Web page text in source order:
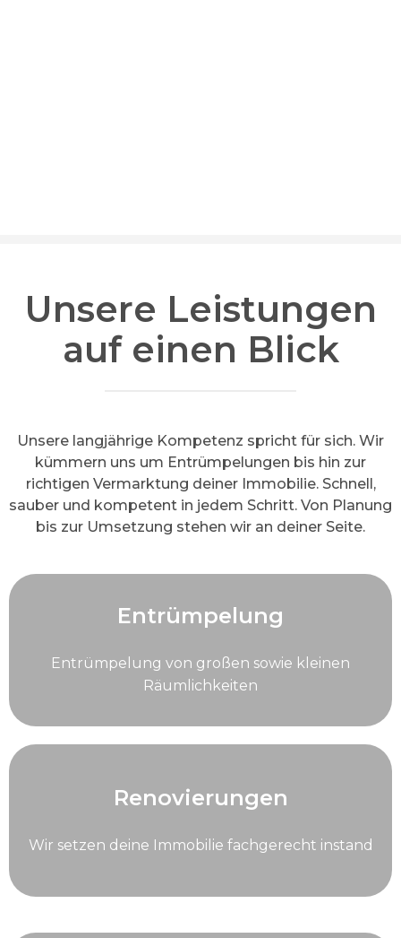
Unsere Leistungen
auf einen Blick
Unsere langjährige Kompetenz spricht für sich. Wir
kümmern uns um Entrümpelungen bis hin zur
richtigen Vermarktung deiner Immobilie. Schnell,
sauber und kompetent in jedem Schritt. Von Planung
bis zur Umsetzung stehen wir an deiner Seite.
Entrümpelung
Entrümpelung von großen sowie kleinen
Räumlichkeiten
Renovierungen
Wir setzen deine Immobilie fachgerecht instand